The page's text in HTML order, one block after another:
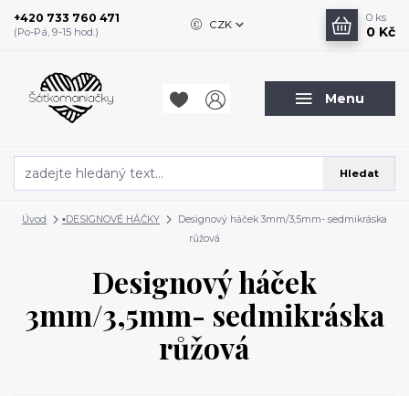
Menu
CZK
Hledat
+420 733 760 471
(Po-Pá, 9-15 hod.)
0 ks
0 Kč
Úvod ▪️DESIGNOVÉ HÁČKY
Designový háček 3mm/3,5mm- sedmikráska
růžová
Designový háček
3mm/3,5mm- sedmikráska
růžová